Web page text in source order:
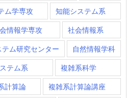
ム学専攻 知能システム系
情報学専攻 社会情報系
ム研究センター 自然情報学科
テム系 複雑系科学
計算論 複雑系計算論講座